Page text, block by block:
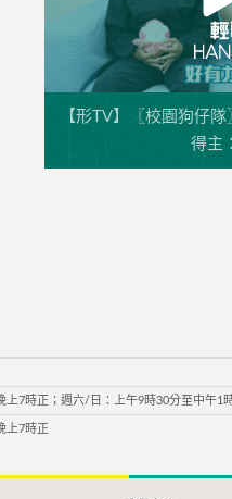
【形TV】〖校園狗仔
得主
上7時正；週六/日：上午9時30分至中午1
上7時正